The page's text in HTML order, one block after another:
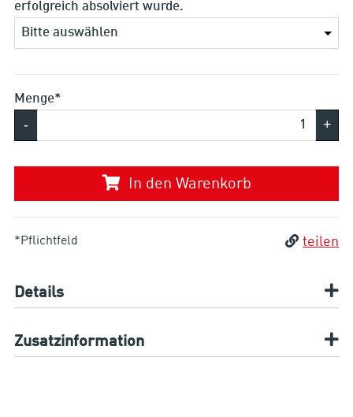
erfolgreich absolviert wurde.
Menge*
- +
In den Warenkorb
*Pflichtfeld teilen
Details
Zusatzinformation